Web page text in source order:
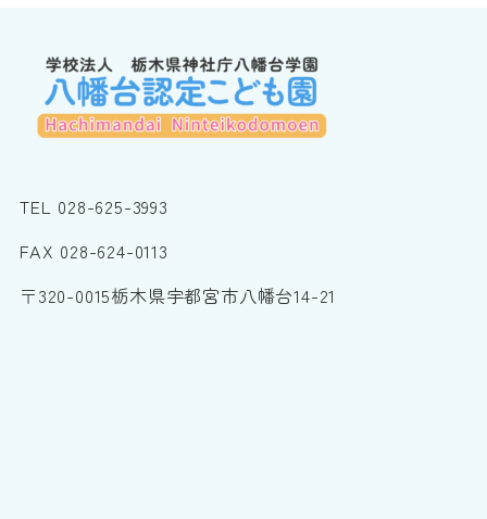
TEL 028-625-3993
FAX 028-624-0113
〒320-0015栃木県宇都宮市八幡台14-21